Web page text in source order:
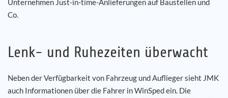
Unternehmen Just-in-time-Anlieferungen auf Baustellen und
Co.
Lenk- und Ruhezeiten überwacht
Neben der Verfügbarkeit von Fahrzeug und Auflieger sieht JMK
auch Informationen über die Fahrer in WinSped ein. Die